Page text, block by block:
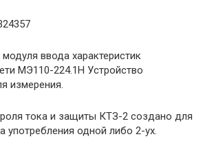
ввода характеристик
МЭ110-224.1Н Устройство
измерения.
тока и защиты КТЗ-2 создано для
употребления одной либо 2-ух.